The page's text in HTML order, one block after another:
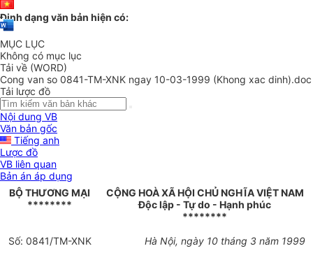
Định dạng văn bản hiện có:
MỤC LỤC
Không có mục lục
Tải về (WORD)
Cong van so 0841-TM-XNK ngay 10-03-1999 (Khong xac dinh).doc
Tải lược đồ
Nội dung VB
Văn bản gốc
Tiếng anh
Lược đồ
VB liên quan
Bản án áp dụng
BỘ THƯƠNG MẠI
********
CỘNG HOÀ XÃ HỘI CHỦ NGHĨA VIỆT NAM
Độc lập - Tự do - Hạnh phúc
********
Số: 0841/TM-XNK Hà Nội, ngày 10 tháng 3 năm 1999